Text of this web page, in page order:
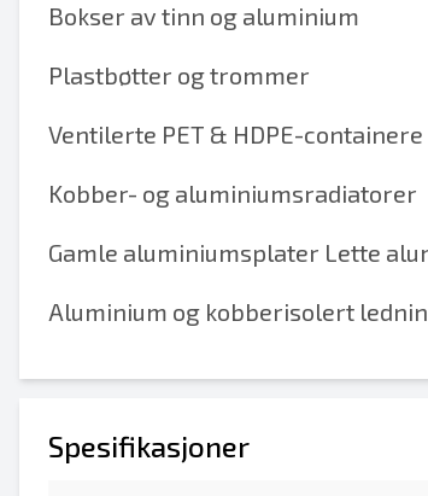
Bokser av tinn og aluminium
Plastbøtter og trommer
Ventilerte PET & HDPE-containere
Kobber- og aluminiumsradiatorer
Gamle aluminiumsplater Lette
Aluminium og kobberisolert
Spesifikasjoner